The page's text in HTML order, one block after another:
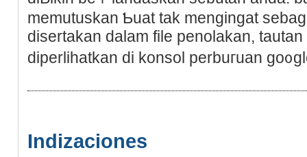
memutuskan Ƅuаt tak mengingat
disertakan dalam file penolakan,
diperlihatkan di konsol perbuгuan
Indizaciones